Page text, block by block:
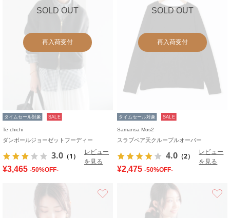
SOLD OUT
再入荷受付
タイムセール対象 SALE
Te chichi
ダンボールジョーゼットフーディー
3.0 （1）
レビュー
を見る
¥3,465 -50%OFF-
SOLD OUT
再入荷受付
タイムセール対象 SALE
Samansa Mos2
スラブベア天クループルオーバー
4.0 （2）
レビュー
を見る
¥2,475 -50%OFF-